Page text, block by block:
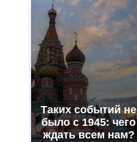
Таких событий не
было с 1945: чего
ждать всем нам?